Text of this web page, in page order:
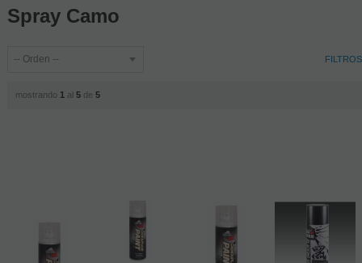
Spray Camo
FILTROS
mostrando 1 al 5de 5